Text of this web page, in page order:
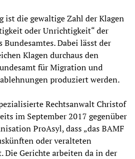
ist die gewaltige Zahl der Klagen
oder Unrichtigkeit“ der
Dabei lässt der
Klagen durchaus den
für Migration und
produziert werden.
Rechtsanwalt Christof
im September 2017 gegenüber
ProAsyl, dass „das BAMF
oder veralteten
Die Gerichte arbeiten da in der